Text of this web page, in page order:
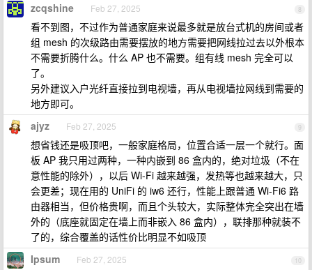
8
zcqshine Feb 27, 2025
看不到图，不过作为普通家庭来说最多就是放台式机的房间或者
组 mesh 的次级路由需要摆放的地方需要把网线拉过去以外根本
不需要折腾什么。什么 AP 也不需要。组有线 mesh 完全可以
了。
另外建议入户光纤直接拉到电视墙，再从电视墙拉网线到需要的
地方即可。
9
ajyz Feb 27, 2025
想省钱还是吸顶吧，一般家庭格局，位置合适一层一个就行。面
板 AP 我只用过两种，一种内嵌到 86 盒内的，绝对垃圾（不在
意性能的除外），以后 Wi-Fi 越来越强，发热等也越来越大，只
会更差；现在用的 UniFi 的 iw6 还行，性能上跟普通 Wi-Fi6 路
由器相当，但价格贵啊，而且个头较大，实际整体完全突出在墙
外的（底座就固定在墙上而非嵌入 86 盒内），联排那种就装不
了的，综合覆盖的话性价比明显不如吸顶
10
Ipsum Feb 27, 2025